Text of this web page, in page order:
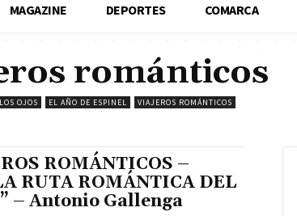
MAGAZINE DEPORTES COMARCA
románticos
OJOS EL AÑO DE ESPINEL VIAJEROS ROMÁNTICOS
ROMÁNTICOS –
RUTA ROMÁNTICA DEL
– Antonio Gallenga